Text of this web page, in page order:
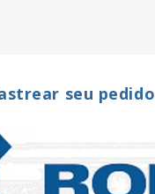
seu pedido